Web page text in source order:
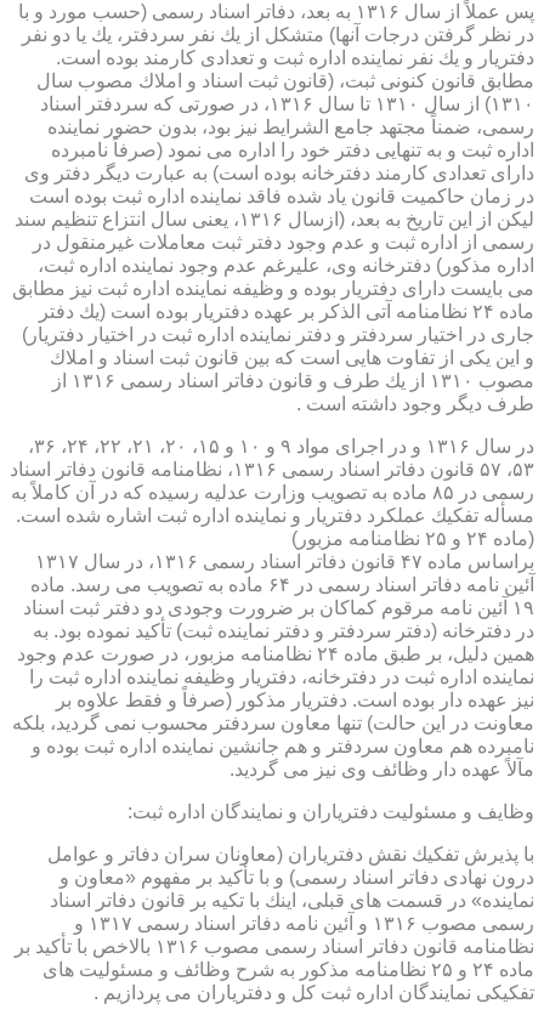
پس عملاً از سال ۱۳۱۶ به بعد، دفاتر اسناد رسمی (حسب مورد و با
در نظر گرفتن درجات آنها) متشكل از یك نفر سردفتر، یك یا دو نفر
دفتریار و یك نفر نماینده اداره ثبت و تعدادی كارمند بوده است.
مطابق قانون كنونی ثبت، (قانون ثبت اسناد و املاك مصوب سال
۱۳۱۰) از سال ۱۳۱۰ تا سال ۱۳۱۶، در صورتی كه سردفتر اسناد
رسمی، ضمناً مجتهد جامع الشرایط نیز بود، بدون حضور نماینده
اداره ثبت و به تنهایی دفتر خود را اداره می نمود (صرفاً نامبرده
دارای تعدادی كارمند دفترخانه بوده است) به عبارت دیگر دفتر وی
در زمان حاكمیت قانون یاد شده فاقد نماینده اداره ثبت بوده است
لیكن از این تاریخ به بعد، (ازسال ۱۳۱۶، یعنی سال انتزاع تنظیم سند
رسمی از اداره ثبت و عدم وجود دفتر ثبت معاملات غیرمنقول در
اداره مذكور) دفترخانه وی، علیرغم عدم وجود نماینده اداره ثبت،
می بایست دارای دفتریار بوده و وظیفه نماینده اداره ثبت نیز مطابق
ماده ۲۴ نظامنامه آتی الذكر بر عهده دفتریار بوده است (یك دفتر
جاری در اختیار سردفتر و دفتر نماینده اداره ثبت در اختیار دفتریار)
و این یكی از تفاوت هایی است كه بین قانون ثبت اسناد و املاك
مصوب ۱۳۱۰ از یك طرف و قانون دفاتر اسناد رسمی ۱۳۱۶ از
طرف دیگر وجود داشته است .
در سال ۱۳۱۶ و در اجرای مواد ۹ و ۱۰ و ۱۵، ۲۰، ۲۱، ۲۲، ۲۴، ۳۶،
۵۳، ۵۷ قانون دفاتر اسناد رسمی ۱۳۱۶، نظامنامه قانون دفاتر اسناد
رسمی در ۸۵ ماده به تصویب وزارت عدلیه رسیده كه در آن كاملاً به
مسأله تفكیك عملكرد دفتریار و نماینده اداره ثبت اشاره شده است.
(ماده ۲۴ و ۲۵ نظامنامه مزبور)
براساس ماده ۴۷ قانون دفاتر اسناد رسمی ۱۳۱۶، در سال ۱۳۱۷
آئین نامه دفاتر اسناد رسمی در ۶۴ ماده به تصویب می رسد. ماده
۱۹ آئین نامه مرقوم كماكان بر ضرورت وجودی دو دفتر ثبت اسناد
در دفترخانه (دفتر سردفتر و دفتر نماینده ثبت) تأكید نموده بود. به
همین دلیل، بر طبق ماده ۲۴ نظامنامه مزبور، در صورت عدم وجود
نماینده اداره ثبت در دفترخانه، دفتریار وظیفه نماینده اداره ثبت را
نیز عهده دار بوده است. دفتریار مذكور (صرفاً و فقط علاوه بر
معاونت در این حالت) تنها معاون سردفتر محسوب نمی گردید، بلكه
نامبرده هم معاون سردفتر و هم جانشین نماینده اداره ثبت بوده و
مآلاً عهده دار وظائف وی نیز می گردید.
وظایف و مسئولیت دفتریاران و نمایندگان اداره ثبت:
با پذیرش تفكیك نقش دفتریاران (معاونان سران دفاتر و عوامل
درون نهادی دفاتر اسناد رسمی) و با تأكید بر مفهوم «معاون و
نماینده» در قسمت های قبلی، اینك با تكیه بر قانون دفاتر اسناد
رسمی مصوب ۱۳۱۶ و آئین نامه دفاتر اسناد رسمی ۱۳۱۷ و
نظامنامه قانون دفاتر اسناد رسمی مصوب ۱۳۱۶ بالاخص با تأكید بر
ماده ۲۴ و ۲۵ نظامنامه مذكور به شرح وظائف و مسئولیت های
تفكیكی نمایندگان اداره ثبت كل و دفتریاران می پردازیم .